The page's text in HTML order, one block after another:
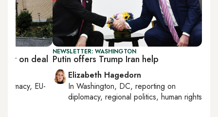
NEWSLETTER: WASHINGTON
Putin offers Trump Iran help
Elizabeth Hagedorn
In Washington, DC, reporting on
diplomacy, regional politics, human rights
yet on deal
EU-